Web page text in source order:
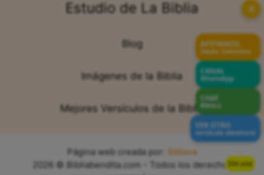
Sin voz
Estudio de La Biblia
Blog
Imágenes de la Biblia
Mejores Versículos de la Biblia
Página web creada por:
Sitiova
2026 © Bibliabendita.com - Todos los derechos
✕
APÓYANOS
Hazte miembro
CANAL
WhatsApp
CHAT
Bíblico
VER OTRO
versículo aleatorio